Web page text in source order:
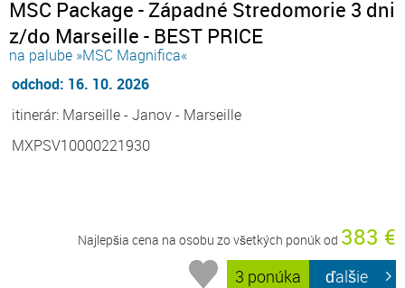
MSC Package - Západné Stredomorie 3 dni
z/do Marseille - BEST PRICE
na palube »MSC Magnifica«
odchod: 16. 10. 2026
itinerár: Marseille - Janov - Marseille
MXPSV10000221930
Najlepšia cena na osobu zo všetkých ponúk od 383 €
3 ponúka ďalšie